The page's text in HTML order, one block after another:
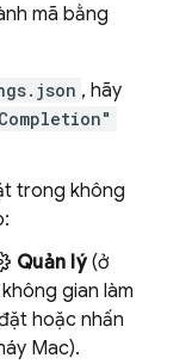
mã bằng
, hãy
trong không
:
Quản lý(ở
gian làm
hoặc nhấn
Mac).